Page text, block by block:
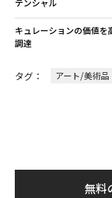
テンシャル
キュレーションの価値
調達
タグ： アート/美術品
無料